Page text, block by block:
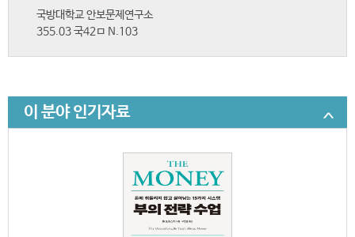
국방대학교 안보문제연구소
355.03 국42ㅁ N.103
이 분야 인기자료